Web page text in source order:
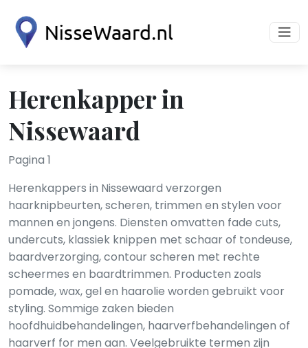
Herenkapper in
Nissewaard
Pagina 1
Herenkappers in Nissewaard verzorgen
haarknipbeurten, scheren, trimmen en stylen voor
mannen en jongens. Diensten omvatten fade cuts,
undercuts, klassiek knippen met schaar of tondeuse,
baardverzorging, contour scheren met rechte
scheermes en baardtrimmen. Producten zoals
pomade, wax, gel en haar­olie worden gebruikt voor
styling. Sommige zaken bieden
hoofdhuidbehandelingen, haarverfbehandelingen of
haarverf for men aan. Veelgebruikte termen zijn